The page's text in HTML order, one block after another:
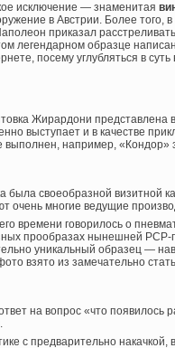
исключение — знаменитая
в Австрии. Более того,
приказал
легендарном образце
посему углубляться в
Жирардони представлена
выступает и в качестве
например, «Кондор»
была своеобразной визитной
очень многие ведущие
времени говорилось о
прообразах нынешней PCP-
уникальный образец —
взято из замечательно
ответ на вопрос «что
с предварительно накачкой,